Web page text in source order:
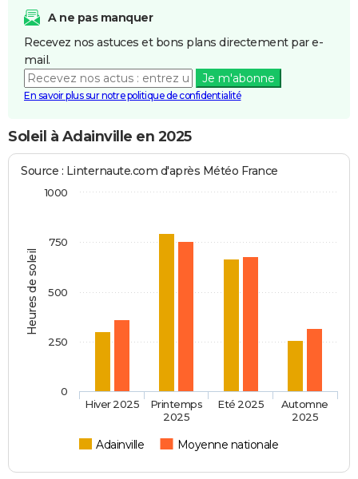
A ne pas manquer
Recevez nos astuces et bons plans directement par e-
mail.
Je m'abonne
En savoir plus sur notre politique de confidentialité
Soleil à Adainville en 2025
Heures de soleil
Source : Linternaute.com d'après Météo France
Adainville Moyenne nationale
Hiver 2025
Printemps
2025
Eté 2025
Automne
2025
0
1000
250
500
750